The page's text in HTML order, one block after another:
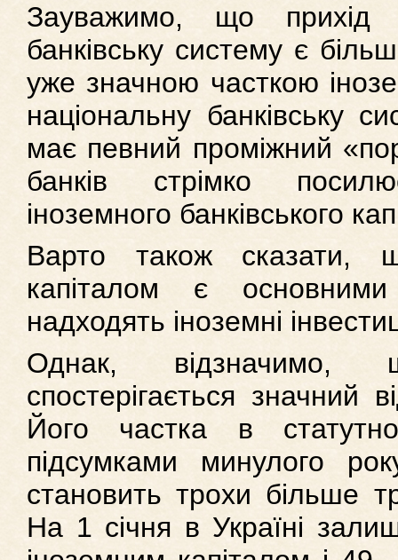
Зауважимо, що прихід
банківську систему є
уже значною часткою
національну банківську
має певний проміжний
банків стрімко
іноземного банківського
Варто також сказати,
капіталом є
надходять іноземні
Однак, відзначимо,
спостерігається значний
Його частка в
підсумками минулого
становить трохи більше
На 1 січня в Україні